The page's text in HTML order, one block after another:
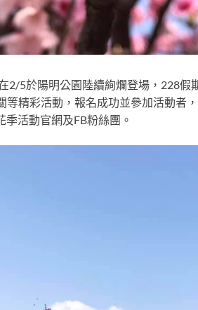
2/5於陽明公園陸續絢爛登場，228假
等精彩活動，報名成功並參加活動者
活動官網及FB粉絲團。